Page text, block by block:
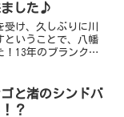
ました♪
け、久しぶりに川
ということで、八幡
！13年のブランクダ
本目はちょっぴり不
だ...
と渚のシンドバ
？